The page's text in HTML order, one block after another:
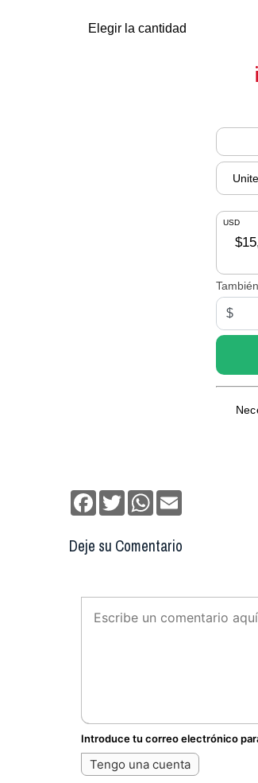
Facebook
TwitterWhatsApp
Deje su Comentario
Introduce tu correo electrónico
Tengo una cuenta